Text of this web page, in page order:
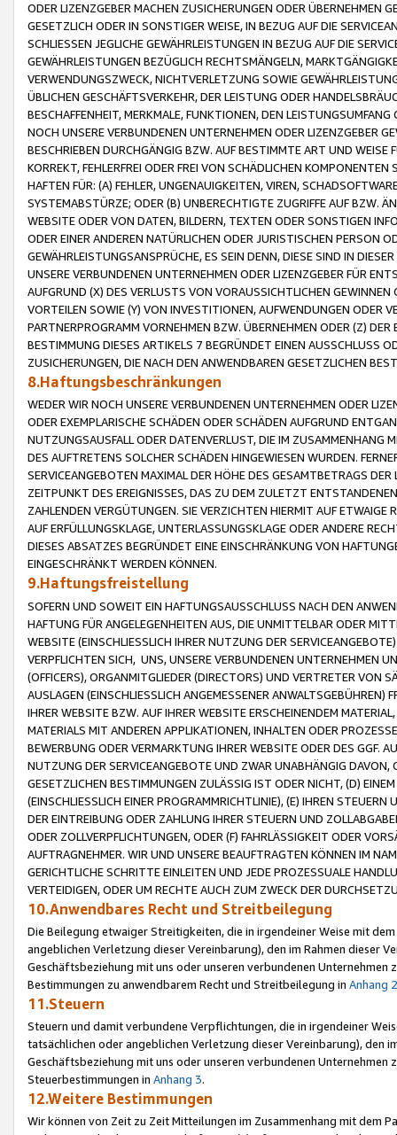
ODER LIZENZGEBER MACHEN ZUSICHERUNGEN ODER ÜBERNEHMEN
GESETZLICH ODER IN SONSTIGER WEISE, IN BEZUG AUF DIE
SCHLIESSEN JEGLICHE GEWÄHRLEISTUNGEN IN BEZUG AUF DIE
GEWÄHRLEISTUNGEN BEZÜGLICH RECHTSMÄNGELN,
VERWENDUNGSZWECK, NICHTVERLETZUNG SOWIE
ÜBLICHEN GESCHÄFTSVERKEHR, DER LEISTUNG ODER
BESCHAFFENHEIT, MERKMALE, FUNKTIONEN, DEN
NOCH UNSERE VERBUNDENEN UNTERNEHMEN ODER LIZENZGEBER
BESCHRIEBEN DURCHGÄNGIG BZW. AUF BESTIMMTE ART UND
KORREKT, FEHLERFREI ODER FREI VON SCHÄDLICHEN
HAFTEN FÜR: (A) FEHLER, UNGENAUIGKEITEN, VIREN,
SYSTEMABSTÜRZE; ODER (B) UNBERECHTIGTE ZUGRIFFE AUF BZW.
WEBSITE ODER VON DATEN, BILDERN, TEXTEN ODER SONSTIGEN
ODER EINER ANDEREN NATÜRLICHEN ODER JURISTISCHEN PERSON
GEWÄHRLEISTUNGSANSPRÜCHE, ES SEIN DENN, DIESE SIND IN
UNSERE VERBUNDENEN UNTERNEHMEN ODER LIZENZGEBER FÜR
AUFGRUND (X) DES VERLUSTS VON VORAUSSICHTLICHEN
VORTEILEN SOWIE (Y) VON INVESTITIONEN, AUFWENDUNGEN ODER
PARTNERPROGRAMM VORNEHMEN BZW. ÜBERNEHMEN ODER (Z)
BESTIMMUNG DIESES ARTIKELS 7 BEGRÜNDET EINEN AUSSCHLUSS
ZUSICHERUNGEN, DIE NACH DEN ANWENDBAREN GESETZLICHEN
8.Haftungsbeschränkungen
WEDER WIR NOCH UNSERE VERBUNDENEN UNTERNEHMEN ODER
ODER EXEMPLARISCHE SCHÄDEN ODER SCHÄDEN AUFGRUND
NUTZUNGSAUSFALL ODER DATENVERLUST, DIE IM ZUSAMMENHANG
DES AUFTRETENS SOLCHER SCHÄDEN HINGEWIESEN WURDEN.
SERVICEANGEBOTEN MAXIMAL DER HÖHE DES GESAMTBETRAGS
ZEITPUNKT DES EREIGNISSES, DAS ZU DEM ZULETZT
ZAHLENDEN VERGÜTUNGEN. SIE VERZICHTEN HIERMIT AUF
AUF ERFÜLLUNGSKLAGE, UNTERLASSUNGSKLAGE ODER ANDERE
DIESES ABSATZES BEGRÜNDET EINE EINSCHRÄNKUNG VON
EINGESCHRÄNKT WERDEN KÖNNEN.
9.Haftungsfreistellung
SOFERN UND SOWEIT EIN HAFTUNGSAUSSCHLUSS NACH DEN
HAFTUNG FÜR ANGELEGENHEITEN AUS, DIE UNMITTELBAR ODER
WEBSITE (EINSCHLIESSLICH IHRER NUTZUNG DER
VERPFLICHTEN SICH, UNS, UNSERE VERBUNDENEN UNTERNEHMEN
(OFFICERS), ORGANMITGLIEDER (DIRECTORS) UND VERTRETER VON
AUSLAGEN (EINSCHLIESSLICH ANGEMESSENER
IHRER WEBSITE BZW. AUF IHRER WEBSITE ERSCHEINENDEM
MATERIALS MIT ANDEREN APPLIKATIONEN, INHALTEN ODER
BEWERBUNG ODER VERMARKTUNG IHRER WEBSITE ODER DES GGF.
NUTZUNG DER SERVICEANGEBOTE UND ZWAR UNABHÄNGIG
GESETZLICHEN BESTIMMUNGEN ZULÄSSIG IST ODER NICHT, (D)
(EINSCHLIESSLICH EINER PROGRAMMRICHTLINIE), (E) IHREN
DER EINTREIBUNG ODER ZAHLUNG IHRER STEUERN UND
ODER ZOLLVERPFLICHTUNGEN, ODER (F) FAHRLÄSSIGKEIT ODER
AUFTRAGNEHMER. WIR UND UNSERE BEAUFTRAGTEN KÖNNEN IM
GERICHTLICHE SCHRITTE EINLEITEN UND JEDE PROZESSUALE
VERTEIDIGEN, ODER UM RECHTE AUCH ZUM ZWECK DER
10.Anwendbares Recht und Streitbeilegung
Die Beilegung etwaiger Streitigkeiten, die in irgendeiner Weise mit
angeblichen Verletzung dieser Vereinbarung), den im Rahmen dieser
Geschäftsbeziehung mit uns oder unseren verbundenen
Bestimmungen zu anwendbarem Recht und Streitbeilegung in Anhang 2
11.Steuern
Steuern und damit verbundene Verpflichtungen, die in irgendeiner
tatsächlichen oder angeblichen Verletzung dieser Vereinbarung), den
Geschäftsbeziehung mit uns oder unseren verbundenen
Steuerbestimmungen in Anhang 3.
12.Weitere Bestimmungen
Wir können von Zeit zu Zeit Mitteilungen im Zusammenhang mit dem